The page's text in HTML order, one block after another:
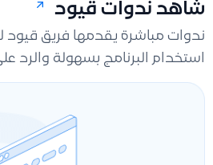
شاهد ندوات قيود
ندوات مباشرة يقدمها فريق
استخدام البرنامج بسهولة والرد